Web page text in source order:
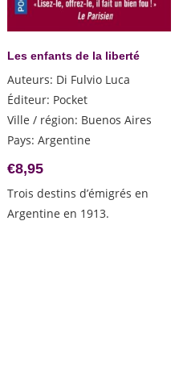
Les enfants de la liberté
Auteurs: Di Fulvio Luca
Éditeur: Pocket
Ville / région: Buenos Aires
Pays: Argentine
€8,95
Trois destins d’émigrés en
Argentine en 1913.